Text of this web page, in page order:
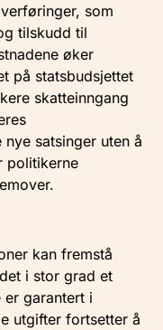
som
tilskudd til
øker
på statsbudsjettet
skatteinngang
satsinger uten å
politikerne
kan fremstå
i stor grad et
er garantert i
utgifter fortsetter å